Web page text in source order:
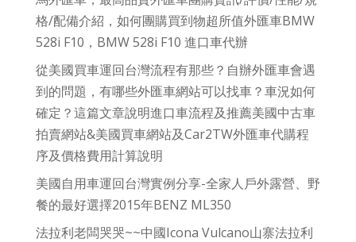
格/配備介紹，如何團購買到物超所值外匯車BMW
528i F10，BMW 528i F10 進口車代辦
從美國買車運回台灣流程有那些？自辦外匯車會遇
到的問題，有哪些外匯車網站可以找車？車況如何
確定？這篇文章說明進口車流程及推薦美國中古車
拍賣網站&美國買車網站及Car2TW外匯車代購程
序及價格費用計算說明
美國自用車運回台灣實例分享-全家人戶外露營、野
餐的最好選擇2015年BENZ ML350
法拉利老闆哭哭~~中國Icona Vulcano山寨法拉利